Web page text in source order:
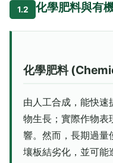
1.2 化學肥料與有
化學肥料
由人工合成，能快
物生長；實際作物表
響。然而，長期過量
壤板結劣化，並可能